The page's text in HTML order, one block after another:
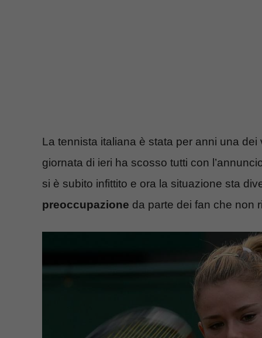
La tennista italiana è stata per anni una
giornata di ieri ha scosso tutti con
si è subito infittito e ora la situazione sta
preoccupazione da parte dei fan che non